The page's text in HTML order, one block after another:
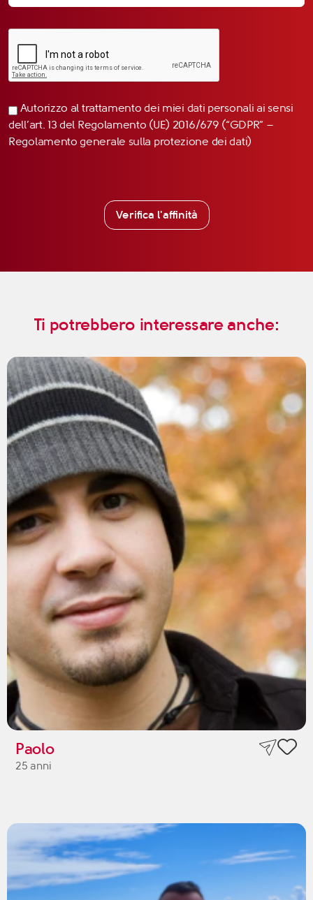
Autorizzo al trattamento dei miei dati personali ai sensi
dell’art. 13 del Regolamento (UE) 2016/679 (“GDPR” –
Regolamento generale sulla protezione dei dati)
Verifica l'affinità
Ti potrebbero interessare anche:
Paolo
25 anni